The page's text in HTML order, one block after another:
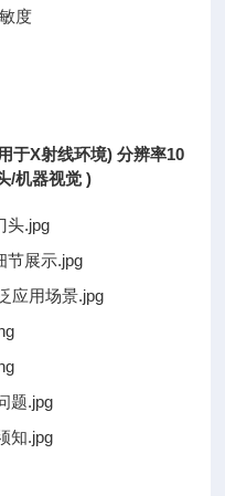
度
于X射线环境) 分辨率10
/机器视觉 )